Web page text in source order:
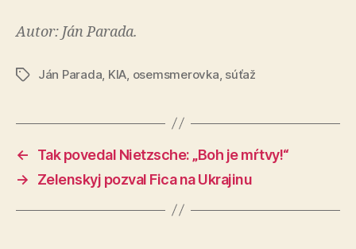
Autor: Ján Parada.
ZnačkyJán Parada KIA osemsmerovka súťaž
←
Tak povedal Nietzsche: „Boh je mŕtvy!“
→
Zelenskyj pozval Fica na Ukrajinu